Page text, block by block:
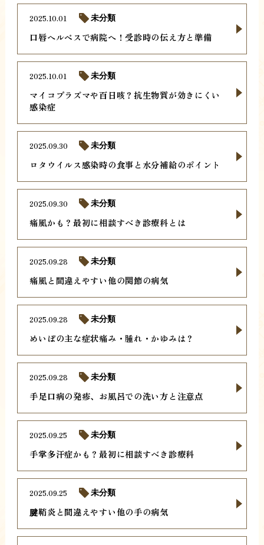
口唇ヘルペスで病院へ！受診時の伝え方と準備
2025.10.01 未分類
マイコプラズマや百日咳？抗生物質が効きにくい
感染症
2025.10.01 未分類
ロタウイルス感染時の食事と水分補給のポイント
2025.09.30 未分類
痛風かも？最初に相談すべき診療科とは
2025.09.30 未分類
痛風と間違えやすい他の関節の病気
2025.09.28 未分類
めいぼの主な症状痛み・腫れ・かゆみは？
2025.09.28 未分類
手足口病の発疹、お風呂での洗い方と注意点
2025.09.28 未分類
手掌多汗症かも？最初に相談すべき診療科
2025.09.25 未分類
腱鞘炎と間違えやすい他の手の病気
2025.09.25 未分類